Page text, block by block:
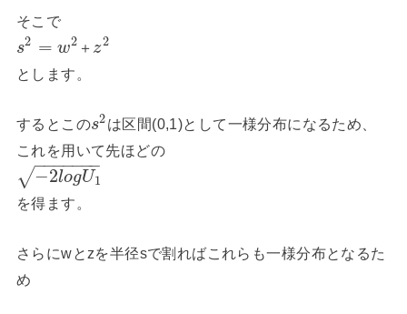
そこで
s2 = w2 ＋z2
とします。
するとこのs2は区間(0,1)として一様分布になるため、
これを用いて先ほどの
−2logU1
− −
−−−−−
√
を得ます。
さらにwとzを半径sで割ればこれらも一様分布となるた
め